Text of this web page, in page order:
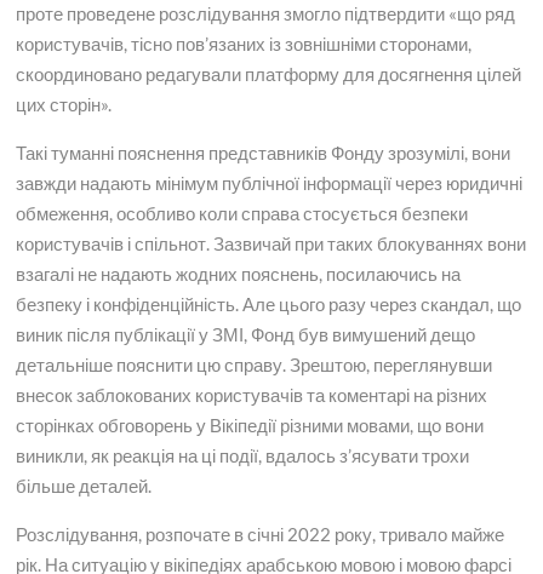
проте проведене розслідування змогло підтвердити «що ряд
користувачів, тісно пов’язаних із зовнішніми сторонами,
скоординовано редагували платформу для досягнення цілей
цих сторін».
Такі туманні пояснення представників Фонду зрозумілі, вони
завжди надають мінімум публічної інформації через юридичні
обмеження, особливо коли справа стосується безпеки
користувачів і спільнот. Зазвичай при таких блокуваннях вони
взагалі не надають жодних пояснень, посилаючись на
безпеку і конфіденційність. Але цього разу через скандал, що
виник після публікації у ЗМІ, Фонд був вимушений дещо
детальніше пояснити цю справу. Зрештою, переглянувши
внесок заблокованих користувачів та коментарі на різних
сторінках обговорень у Вікіпедії різними мовами, що вони
виникли, як реакція на ці події, вдалось з’ясувати трохи
більше деталей.
Розслідування, розпочате в січні 2022 року, тривало майже
рік. На ситуацію у вікіпедіях арабською мовою і мовою фарсі